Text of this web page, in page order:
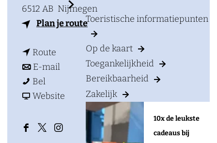
Toeristische informatiepunten
Op de kaart
Toegankelijkheid
Bereikbaarheid
Zakelijk
10x de leukste
cadeaus bij
6512 AB Nijmegen
Plan je routen
a
a
r
F
i
n
Route
a
r
i
E-mail
a
F
Bel
i
a
Website
F
X
I